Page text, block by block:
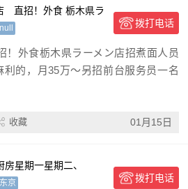
直招！外食 栃木県ラ
一名
null 拨打电话
外食栃木県ラーメン店招煮面人员
的，月35万～另招前台服务员一名
收藏 01月15日
星期一星期二、
给1300不报税、报交
东京 拨打电话